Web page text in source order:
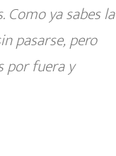
Como ya sabes la
pasarse, pero
por fuera y